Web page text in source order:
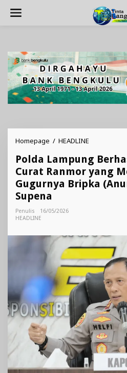
Homepage / HEADLINE
Berhasil
Ungkap
Kasus
Curat
Arya
Supena
Polda Lampung
Curat Ranmor yang
Gugurnya Bripka
Supena
Penulis
16/05/2026
HEADLINE